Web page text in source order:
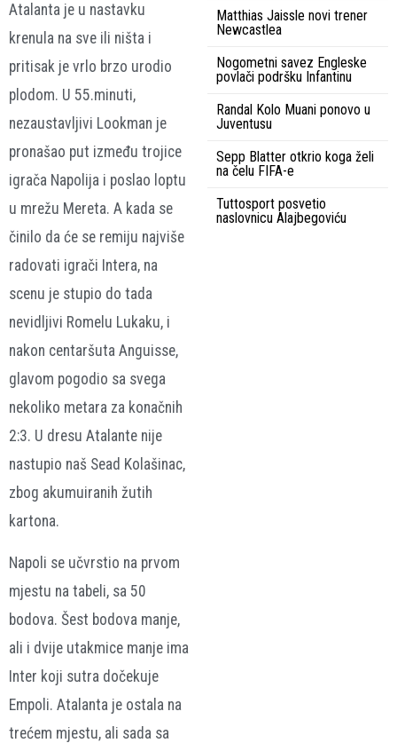
Atalanta je u nastavku
krenula na sve ili ništa i
pritisak je vrlo brzo urodio
plodom. U 55.minuti,
nezaustavljivi Lookman je
pronašao put između trojice
igrača Napolija i poslao loptu
u mrežu Mereta. A kada se
činilo da će se remiju najviše
radovati igrači Intera, na
scenu je stupio do tada
nevidljivi Romelu Lukaku, i
nakon centaršuta Anguisse,
glavom pogodio sa svega
nekoliko metara za konačnih
2:3. U dresu Atalante nije
nastupio naš Sead Kolašinac,
zbog akumuiranih žutih
kartona.
Napoli se učvrstio na prvom
mjestu na tabeli, sa 50
bodova. Šest bodova manje,
ali i dvije utakmice manje ima
Inter koji sutra dočekuje
Empoli. Atalanta je ostala na
trećem mjestu, ali sada sa
Matthias Jaissle novi trener
Newcastlea
Nogometni savez Engleske
povlači podršku Infantinu
Randal Kolo Muani ponovo u
Juventusu
Sepp Blatter otkrio koga želi
na čelu FIFA-e
Tuttosport posvetio
naslovnicu Alajbegoviću